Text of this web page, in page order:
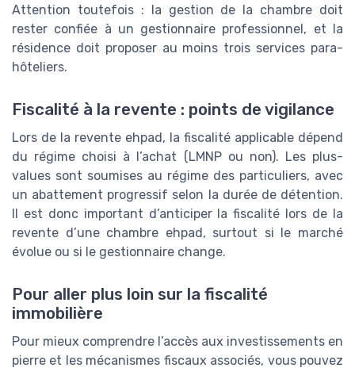
Attention toutefois : la gestion de la chambre doit
rester confiée à un gestionnaire professionnel, et la
résidence doit proposer au moins trois services para-
hôteliers.
Fiscalité à la revente : points de vigilance
Lors de la revente ehpad, la fiscalité applicable dépend
du régime choisi à l’achat (LMNP ou non). Les plus-
values sont soumises au régime des particuliers, avec
un abattement progressif selon la durée de détention.
Il est donc important d’anticiper la fiscalité lors de la
revente d’une chambre ehpad, surtout si le marché
évolue ou si le gestionnaire change.
Pour aller plus loin sur la fiscalité
immobilière
Pour mieux comprendre l’accès aux investissements en
pierre et les mécanismes fiscaux associés, vous pouvez